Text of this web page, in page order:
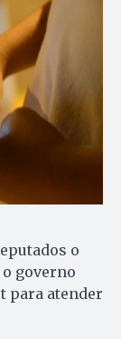
o
governo
para atender